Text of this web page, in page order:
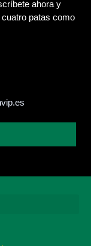
ahora y
patas como